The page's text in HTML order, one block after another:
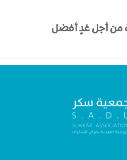
من أجل غدٍ أفضل